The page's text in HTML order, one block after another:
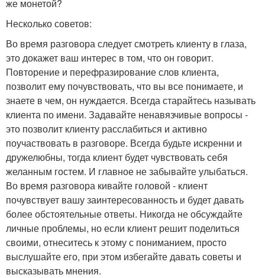
же монетой?
Несколько советов:
Во время разговора следует смотреть клиенту в глаза,
это докажет ваш интерес в том, что он говорит.
Повторение и перефразирование слов клиента,
позволит ему почувствовать, что вы все понимаете, и
знаете в чем, он нуждается. Всегда старайтесь называть
клиента по имени. Задавайте ненавязчивые вопросы -
это позволит клиенту расслабиться и активно
поучаствовать в разговоре. Всегда будьте искренни и
дружелюбны, тогда клиент будет чувствовать себя
желанным гостем. И главное не забывайте улыбаться.
Во время разговора кивайте головой - клиент
почувствует вашу заинтересованность и будет давать
более обстоятельные ответы. Никогда не обсуждайте
личные проблемы, но если клиент решит поделиться
своими, отнеситесь к этому с пониманием, просто
выслушайте его, при этом избегайте давать советы и
высказывать мнения.